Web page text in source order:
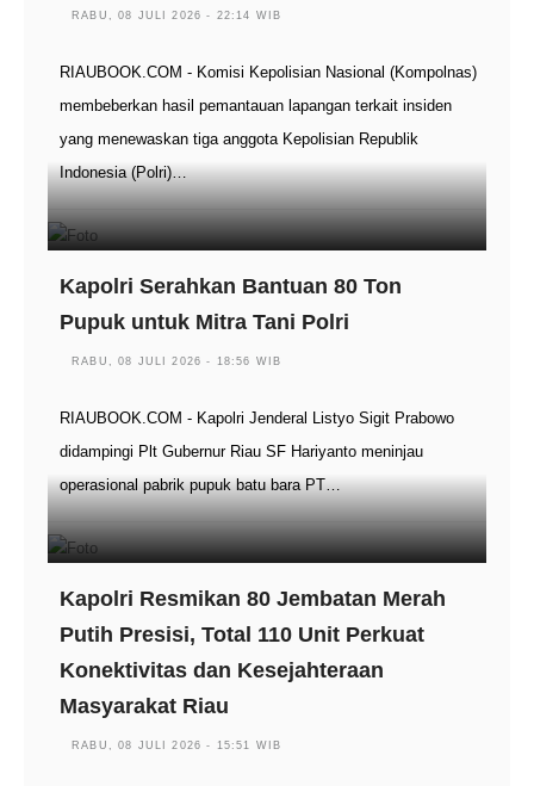
RABU, 08 JULI 2026 - 22:14 WIB
RIAUBOOK.COM - Komisi Kepolisian Nasional (Kompolnas)
membeberkan hasil pemantauan lapangan terkait insiden
yang menewaskan tiga anggota Kepolisian Republik
Indonesia (Polri)…
Kapolri Serahkan Bantuan 80 Ton
Pupuk untuk Mitra Tani Polri
RABU, 08 JULI 2026 - 18:56 WIB
RIAUBOOK.COM - Kapolri Jenderal Listyo Sigit Prabowo
didampingi Plt Gubernur Riau SF Hariyanto meninjau
operasional pabrik pupuk batu bara PT…
Kapolri Resmikan 80 Jembatan Merah
Putih Presisi, Total 110 Unit Perkuat
Konektivitas dan Kesejahteraan
Masyarakat Riau
RABU, 08 JULI 2026 - 15:51 WIB